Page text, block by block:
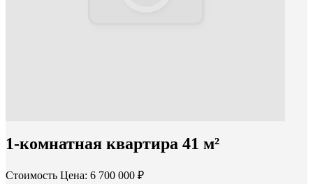
1-комнатная квартира 41 м²
Стоимость Цена: 6 700 000 ₽